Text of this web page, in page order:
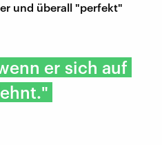
und überall "perfekt"
er sich auf